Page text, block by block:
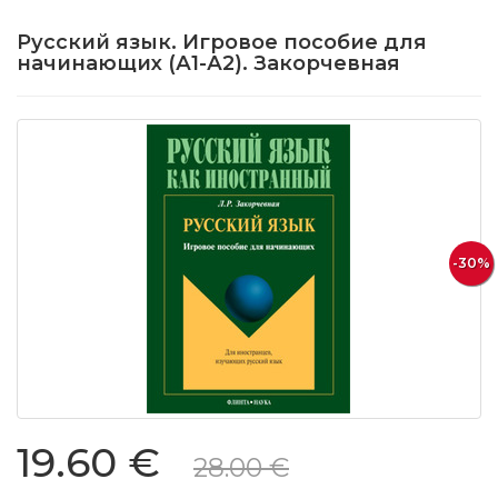
Русский язык. Игровое пособие для
начинающих (А1-А2). Закорчевная
-30%
19.60 € 28.00 €